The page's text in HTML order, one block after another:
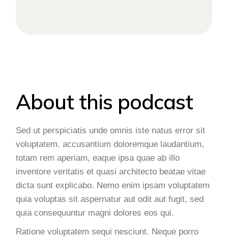
About this podcast
Sed ut perspiciatis unde omnis iste natus error sit
voluptatem. accusantium doloremque laudantium,
totam rem aperiam, eaque ipsa quae ab illo
inventore veritatis et quasi architecto beatae vitae
dicta sunt explicabo. Nemo enim ipsam voluptatem
quia voluptas sit aspernatur aut odit aut fugit, sed
quia consequuntur magni dolores eos qui.
Ratione voluptatem sequi nesciunt. Neque porro